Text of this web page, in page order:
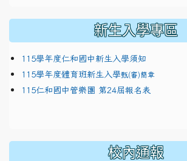
新生入學專區
115學年度仁和國中新生入學須知
115學年度體育班新生入學甄(審)簡章
115仁和國中管樂團 第24屆報名表
校內通報